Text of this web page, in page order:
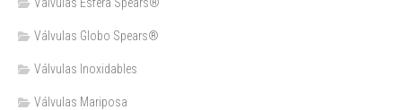
Válvulas Globo Spears®
Válvulas Inoxidables
Válvulas Mariposa